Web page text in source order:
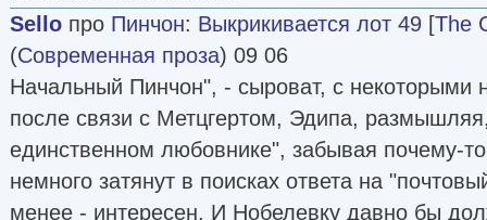
Sello про Пинчон: Выкрикивается лот 49 [The
(Современная проза) 09 06
Начальный Пинчон", - сыроват, с некоторыми
после связи с Метцгертом, Эдипа,
единственном любовнике", забывая почему-
немного затянут в поисках ответа на
менее - интересен. И Нобелевку давно бы